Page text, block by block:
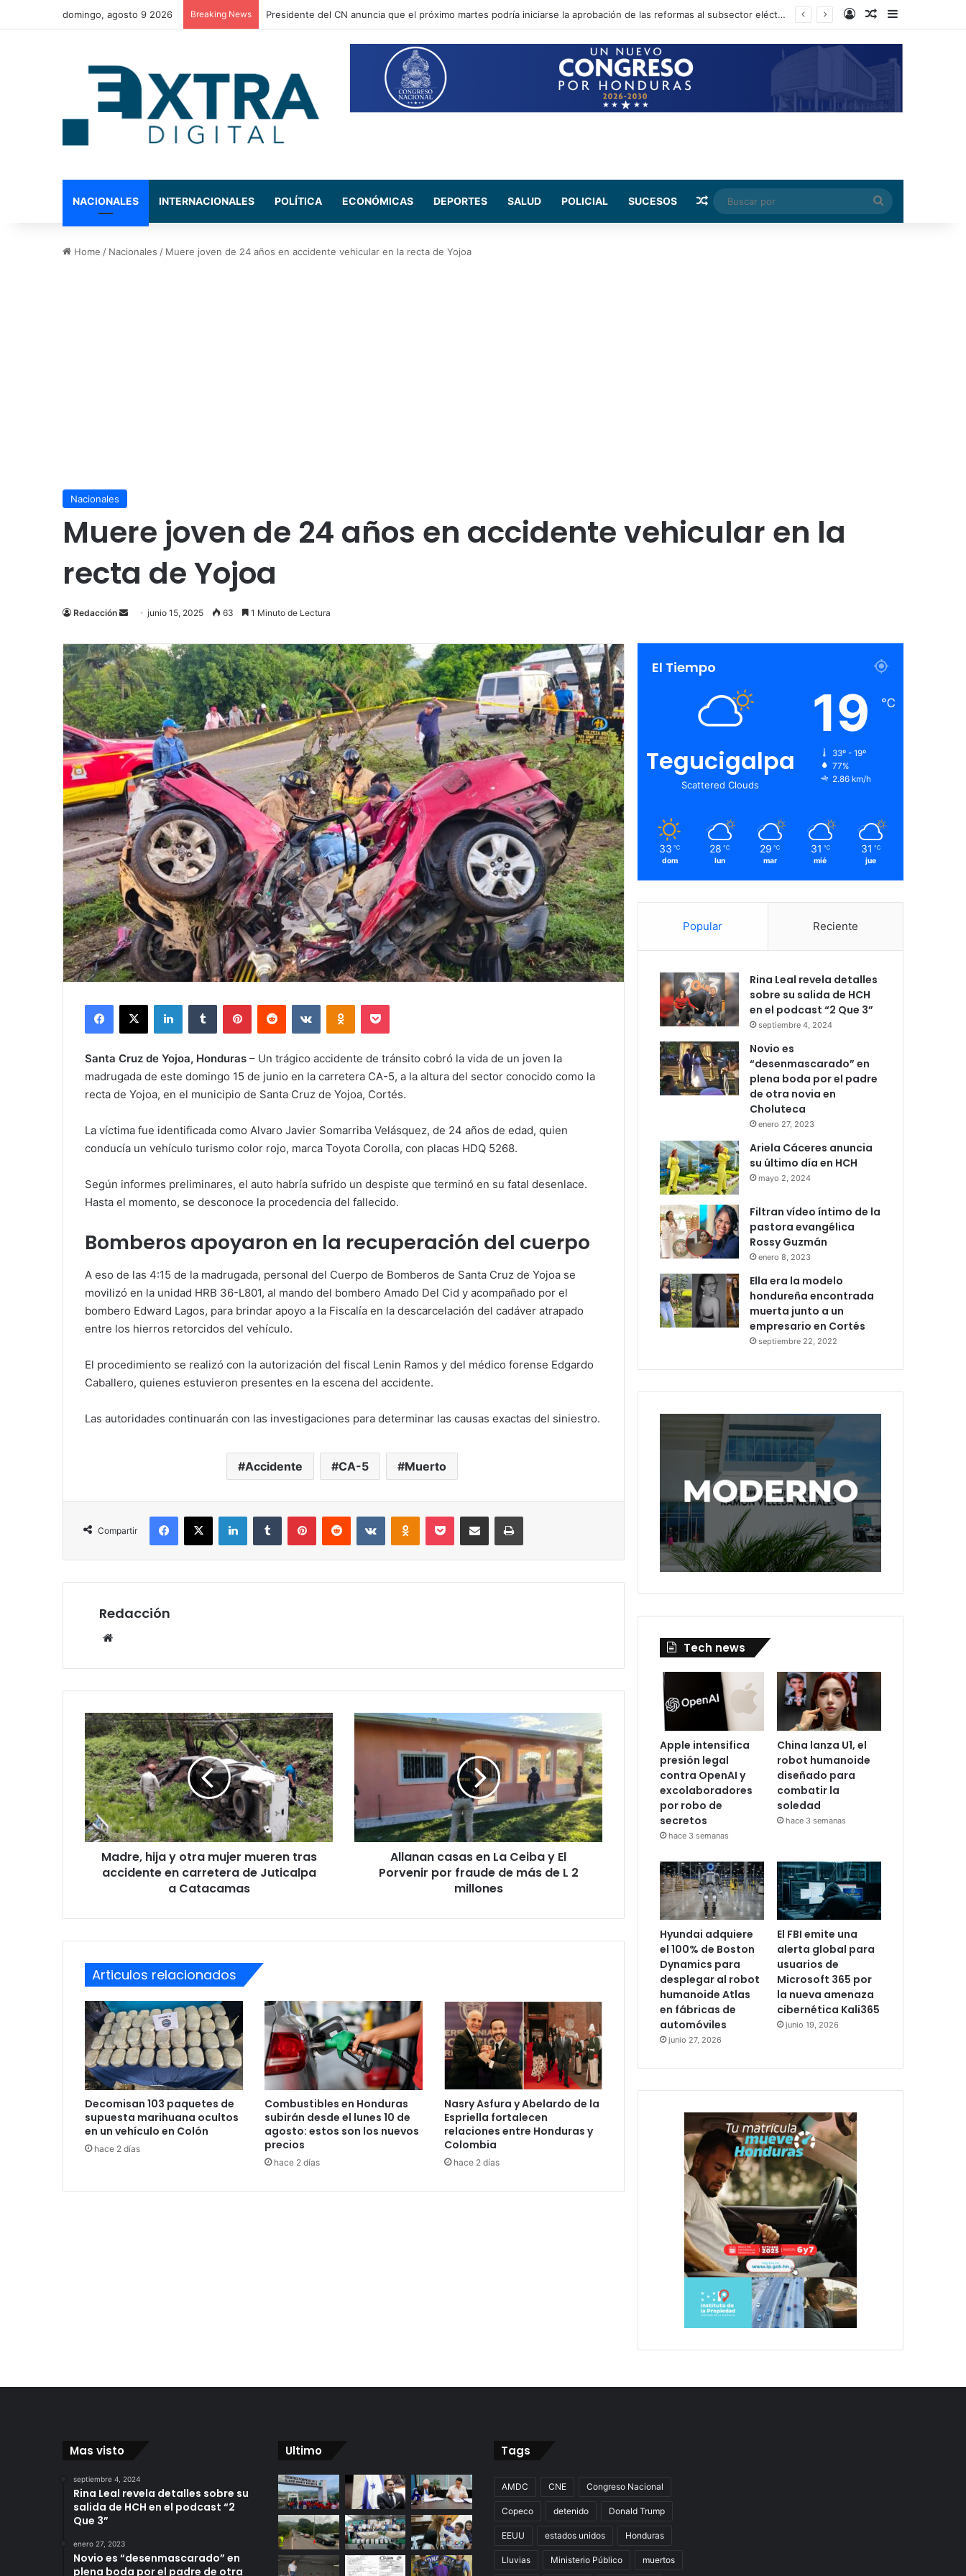
domingo, agosto 9 2026 Breaking News Presidente del CN anuncia que el próximo martes podría iniciarse la aprobación de las reformas al subsector eléctrico Log InRandom Article
Sidebar
NACIONALES INTERNACIONALES POLÍTICA ECONÓMICAS DEPORTES SALUD POLICIAL SUCESOS Random Article
Buscar
por
Home / Nacionales / Muere joven de 24 años en accidente vehicular en la recta de Yojoa
Nacionales
Muere joven de 24 años en accidente vehicular en la
recta de Yojoa
Redacción
Send
email
junio 15, 2025 63 1 Minuto de Lectura
Facebook
X LinkedInTumblr PinterestReddit VKontakteOdnoklassniki
Pocket
Santa Cruz de Yojoa, Honduras – Un trágico accidente de tránsito cobró la vida de un joven la
madrugada de este domingo 15 de junio en la carretera CA-5, a la altura del sector conocido como la
recta de Yojoa, en el municipio de Santa Cruz de Yojoa, Cortés.
La víctima fue identificada como Alvaro Javier Somarriba Velásquez, de 24 años de edad, quien
conducía un vehículo turismo color rojo, marca Toyota Corolla, con placas HDQ 5268.
Según informes preliminares, el auto habría sufrido un despiste que terminó en su fatal desenlace.
Hasta el momento, se desconoce la procedencia del fallecido.
Bomberos apoyaron en la recuperación del cuerpo
A eso de las 4:15 de la madrugada, personal del Cuerpo de Bomberos de Santa Cruz de Yojoa se
movilizó en la unidad HRB 36-L801, al mando del bombero Amado Del Cid y acompañado por el
bombero Edward Lagos, para brindar apoyo a la Fiscalía en la descarcelación del cadáver atrapado
entre los hierros retorcidos del vehículo.
El procedimiento se realizó con la autorización del fiscal Lenin Ramos y del médico forense Edgardo
Caballero, quienes estuvieron presentes en la escena del accidente.
Las autoridades continuarán con las investigaciones para determinar las causas exactas del siniestro.
Accidente CA-5 Muerto
Compartir
Facebook
X LinkedInTumblr PinterestReddit VKontakteOdnoklassniki
Pocket compartit via email Print
Redacción
Madre,
hija
y
otra
mujer
mueren
tras
accidente
en
carretera
Madre, hija y otra mujer mueren tras
accidente en carretera de Juticalpa
a Catacamas
Allanan
casas
y
El
Porvenir
por
millones
Allanan casas en La Ceiba y El
Porvenir por fraude de más de L 2
millones
Articulos relacionados
Decomisan 103 paquetes de
supuesta marihuana ocultos
en un vehículo en Colón
hace 2 días
Combustibles en Honduras
subirán desde el lunes 10 de
agosto: estos son los nuevos
precios
hace 2 días
Nasry Asfura y Abelardo de la
Espriella fortalecen
relaciones entre Honduras y
Colombia
hace 2 días
El Tiempo
Tegucigalpa
Scattered Clouds
19 ℃
33º - 19º
77%
2.86 km/h
33 ℃
dom
28 ℃
lun
29 ℃
mar
31 ℃
mié
31 ℃
jue
Popular Reciente
Rina Leal revela detalles
sobre su salida de HCH
en el podcast “2 Que 3”
septiembre 4, 2024
Novio es
“desenmascarado” en
plena boda por el padre
de otra novia en
Choluteca
enero 27, 2023
Ariela Cáceres anuncia
su último día en HCH
mayo 2, 2024
Filtran vídeo íntimo de la
pastora evangélica
Rossy Guzmán
enero 8, 2023
Ella era la modelo
hondureña encontrada
muerta junto a un
empresario en Cortés
septiembre 22, 2022
Tech news
Apple intensifica
presión legal
contra OpenAI y
excolaboradores
por robo de
secretos
hace 3 semanas
China lanza U1, el
robot humanoide
diseñado para
combatir la
soledad
hace 3 semanas
Hyundai adquiere
el 100% de Boston
Dynamics para
desplegar al robot
humanoide Atlas
en fábricas de
automóviles
junio 27, 2026
El FBI emite una
alerta global para
usuarios de
Microsoft 365 por
la nueva amenaza
cibernética Kali365
junio 19, 2026
Mas visto
septiembre 4, 2024
Rina Leal revela detalles sobre su
salida de HCH en el podcast “2
Que 3”
enero 27, 2023
Novio es “desenmascarado” en
plena boda por el padre de otra
Ultimo Tags
AMDC CNE Congreso Nacional
Copeco detenido Donald Trump
EEUU estados unidos Honduras
Lluvias Ministerio Público muertos